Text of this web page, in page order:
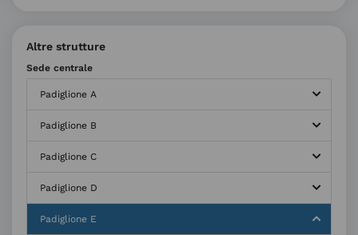
Altre strutture
Sede centrale
Padiglione A
Padiglione B
Padiglione C
Padiglione D
Padiglione E